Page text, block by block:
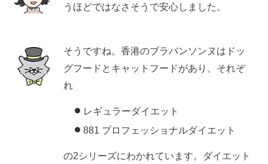
うほどではなさそうで安心しました。
そうですね。香港のブラバンソンヌはドッ
グフードとキャットフードがあり、それぞ
れ
レギュラーダイエット
881 プロフェッショナルダイエット
の2シリーズにわかれています。ダイエット